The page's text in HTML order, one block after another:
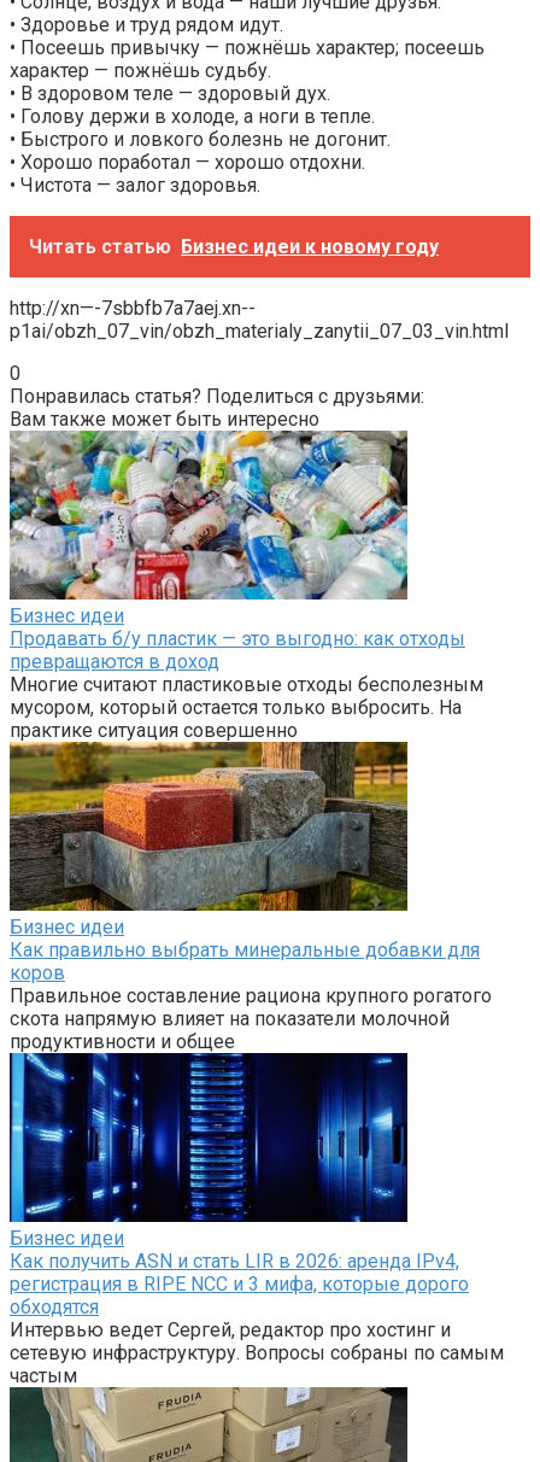
• Здоровье и труд рядом идут.
• Посеешь привычку — пожнёшь характер; посеешь
характер — пожнёшь судьбу.
• В здоровом теле — здоровый дух.
• Голову держи в холоде, а ноги в тепле.
• Быстрого и ловкого болезнь не догонит.
• Хорошо поработал — хорошо отдохни.
• Чистота — залог здоровья.
Читать статью Бизнес идеи к новому году
http://xn—-7sbbfb7a7aej.xn--
p1ai/obzh_07_vin/obzh_materialy_zanytii_07_03_vin.html
0
Понравилась статья? Поделиться с друзьями:
Вам также может быть интересно
Бизнес идеи
Продавать б/у пластик — это выгодно: как отходы
превращаются в доход
Многие считают пластиковые отходы бесполезным
мусором, который остается только выбросить. На
практике ситуация совершенно
Бизнес идеи
Как правильно выбрать минеральные добавки для
коров
Правильное составление рациона крупного рогатого
скота напрямую влияет на показатели молочной
продуктивности и общее
Бизнес идеи
Как получить ASN и стать LIR в 2026: аренда IPv4,
регистрация в RIPE NCC и 3 мифа, которые дорого
обходятся
Интервью ведет Сергей, редактор про хостинг и
сетевую инфраструктуру. Вопросы собраны по самым
частым